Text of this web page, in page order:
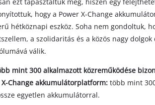
hogy a Power X-Change
hétköznapi eszköz. Soha nem gondoltuk,
a szolidaritás és a közös nagy
válik.
mint 300 alkalmazott közreműködése
X-Change akkumulátorplatform: több mint
egyetlen akkumulátorral.